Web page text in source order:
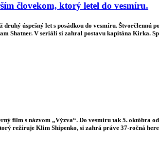
človekom, ktorý letel do vesmíru.
úspešný let s posádkou do vesmíru. Štvorčlennú
Shatner. V seriáli si zahral postavu kapitána Kirka.
film s názvom „Výzva“. Do vesmíru tak 5. októbra
režíruje Klim Shipenko, si zahrá práve 37-ročná